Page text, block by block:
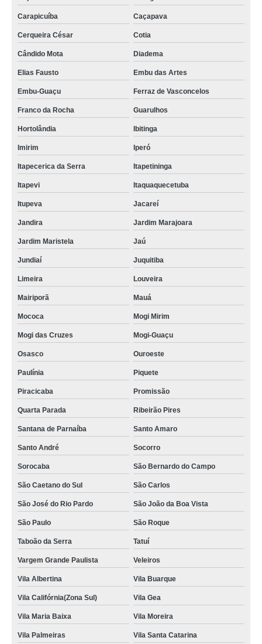
Carapicuíba Caçapava
Cerqueira César Cotia
Cândido Mota Diadema
Elias Fausto Embu das Artes
Embu-Guaçu Ferraz de Vasconcelos
Franco da Rocha Guarulhos
Hortolândia Ibitinga
Imirim Iperó
Itapecerica da Serra Itapetininga
Itapevi Itaquaquecetuba
Itupeva Jacareí
Jandira Jardim Marajoara
Jardim Maristela Jaú
Jundiaí Juquitiba
Limeira Louveira
Mairiporã Mauá
Mococa Mogi Mirim
Mogi das Cruzes Mogi-Guaçu
Osasco Ouroeste
Paulínia Piquete
Piracicaba Promissão
Quarta Parada Ribeirão Pires
Santana de Parnaíba Santo Amaro
Santo André Socorro
Sorocaba São Bernardo do Campo
São Caetano do Sul São Carlos
São José do Rio Pardo São João da Boa Vista
São Paulo São Roque
Taboão da Serra Tatuí
Vargem Grande Paulista Veleiros
Vila Albertina Vila Buarque
Vila Califórnia(Zona Sul) Vila Gea
Vila Maria Baixa Vila Moreira
Vila Palmeiras Vila Santa Catarina